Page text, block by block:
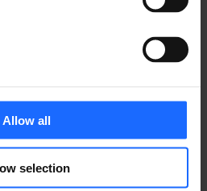
Allow all
selection
ように支えているかをご覧く